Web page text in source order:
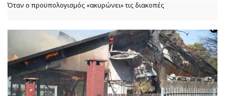
Όταν ο προϋπολογισμός «ακυρώνει» τις διακοπές